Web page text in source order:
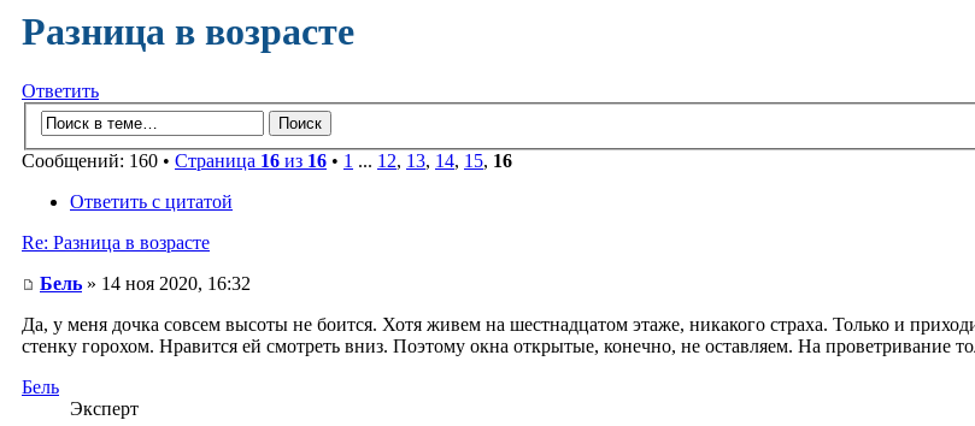
Разница в возрасте
Ответить
Сообщений: 160 • Страница 16 из 16 • 1 ... 12, 13, 14, 15, 16
Ответить с цитатой
Re: Разница в возрасте
Бель » 14 ноя 2020, 16:32
Да, у меня дочка совсем высоты не боится. Хотя живем на шестнадцатом этаже, никакого страха. Только и
стенку горохом. Нравится ей смотреть вниз. Поэтому окна открытые, конечно, не оставляем. На проветривание
Бель
Эксперт